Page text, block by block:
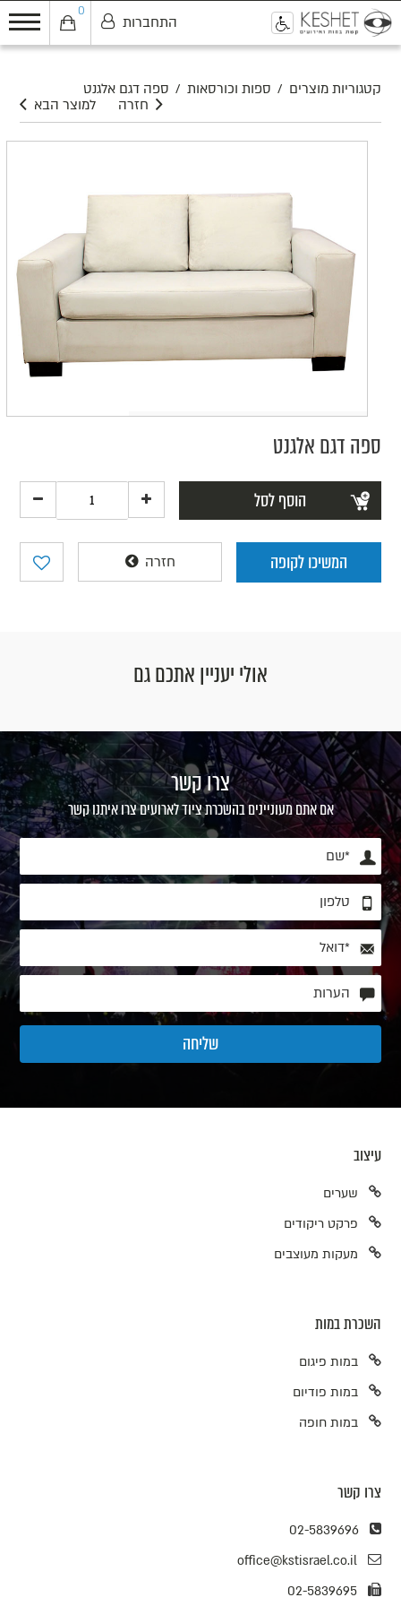
0
התחברות
קטגוריות מוצרים / ספות וכורסאות / ספה דגם אלגנט
למוצר הבא
חזרה
ספה דגם אלגנט
הוסף לסל
המשיכו לקופה חזרה
אולי יעניין אתכם גם
צרו קשר
אם אתם מעוניינים בהשכרת ציוד לארועים צרו איתנו קשר
עיצוב
שערים
פרקט ריקודים
מעקות מעוצבים
השכרת במות
במות פיגום
במות פודיום
במות חופה
צרו קשר
02-5839696
office@kstisrael.co.il
02-5839695